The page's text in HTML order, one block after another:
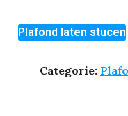
Plafond laten stucen
Categorie: